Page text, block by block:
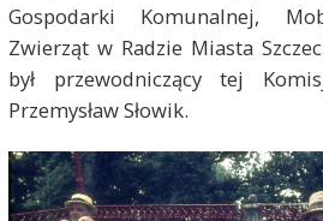
Gospodarki Komunalnej,
Zwierząt w Radzie Miasta
był przewodniczący tej
Przemysław Słowik.